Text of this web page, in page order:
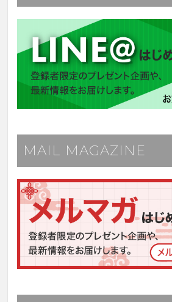
MAIL MAGAZINE